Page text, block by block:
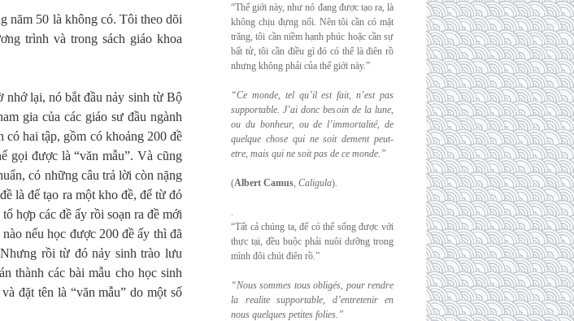
năm 50 là không có. Tôi theo dõi
trình và trong sách giáo khoa
nhớ lại, nó bắt đầu nảy sinh từ Bộ
gia của các giáo sư đầu ngành
hai tập, gồm có khoảng 200 đề
gọi được là “văn mẫu”. Và cũng
có những câu trả lời còn nặng
là để tạo ra một kho đề, để từ đó
hợp các đề ấy rồi soạn ra đề mới
nếu học được 200 đề ấy thì đã
rồi từ đó nảy sinh trào lưu
thành các bài mẫu cho học sinh
đặt tên là “văn mẫu” do một số
“Thế giới này, như nó đang được tạo ra, là
không chịu đựng nổi. Nên tôi cần có mặt
trăng, tôi cần niềm hạnh phúc hoặc cần sự
bất tử, tôi cần điều gì đó có thể là điên rồ
nhưng không phải của thế giới này.”
“Ce monde, tel qu’il est fait, n’est pas
supportable. J’ai donc besoin de la lune,
ou du bonheur, ou de l’immortalité, de
quelque chose qui ne soit dement peut-
etre, mais qui ne soit pas de ce monde.”
(Albert Camus, Caligula).
.
“Tất cả chúng ta, để có thể sống được với
thực tại, đều buộc phải nuôi dưỡng trong
mình đôi chút điên rồ.”
“Nous sommes tous obligés, pour rendre
la realite supportable, d’entretenir en
nous quelques petites folies.”